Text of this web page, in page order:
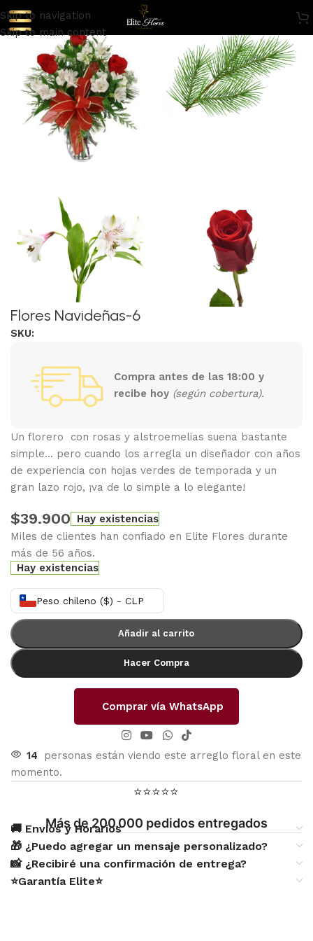
Skip to navigation
Skip to main content
Flores Navideñas-6
SKU:
Compra antes de las 18:00 y
recibe hoy (según cobertura).
Un florero con rosas y alstroemelias suena bastante
simple… pero cuando los arregla un diseñador con años
de experiencia con hojas verdes de temporada y un
gran lazo rojo, ¡va de lo simple a lo elegante!
$39.900
Hay existencias
Miles de clientes han confiado en Elite Flores durante
más de 56 años.
Hay existencias
Peso chileno ($) - CLP
Añadir al carrito
Hacer Compra
Comprar vía WhatsApp
14
personas están viendo este arreglo floral en este
momento.
⭐⭐⭐⭐⭐
Más de 200.000 pedidos entregados
🚚 Envíos y Horarios
🎁 ¿Puedo agregar un mensaje personalizado?
📸 ¿Recibiré una confirmación de entrega?
⭐Garantía Elite⭐